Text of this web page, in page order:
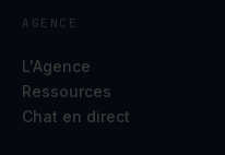
AGENCE
L'Agence
Ressources
Chat en direct